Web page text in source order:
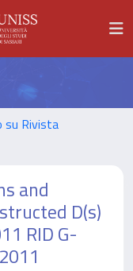
su Rivista
and
D(s)
RID G-